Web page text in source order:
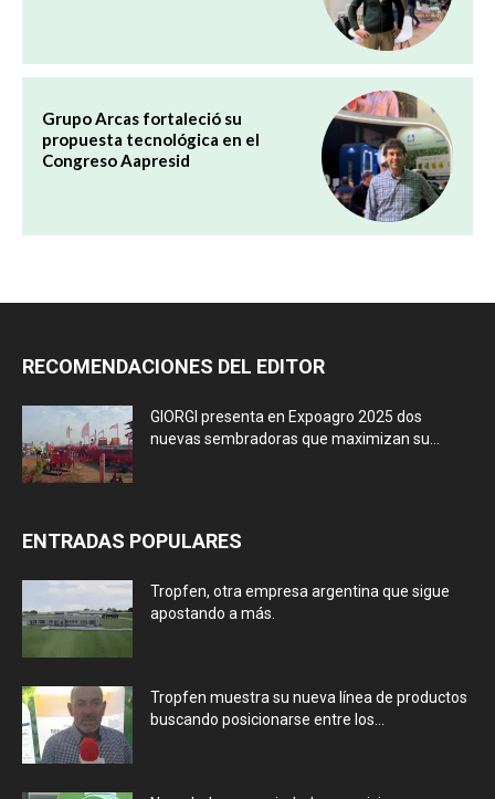
Grupo Arcas fortaleció su
propuesta tecnológica en el
Congreso Aapresid
RECOMENDACIONES DEL EDITOR
GIORGI presenta en Expoagro 2025 dos
nuevas sembradoras que maximizan su...
ENTRADAS POPULARES
Tropfen, otra empresa argentina que sigue
apostando a más.
Tropfen muestra su nueva línea de productos
buscando posicionarse entre los...